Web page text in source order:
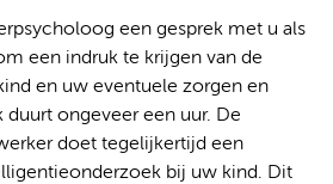
een gesprek met u als
een indruk te krijgen van de
en uw eventuele zorgen en
duurt ongeveer een uur. De
doet tegelijkertijd een
bij uw kind. Dit